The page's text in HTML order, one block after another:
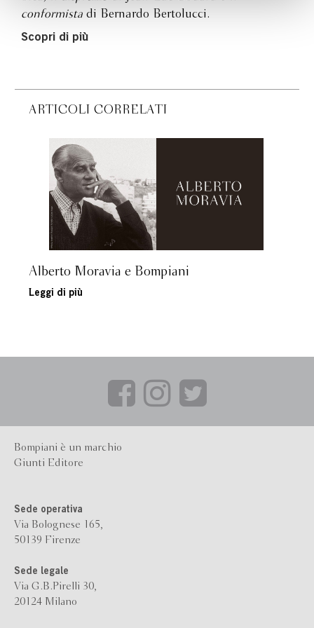
conformista di Bernardo Bertolucci.
Scopri di più
ARTICOLI CORRELATI
Alberto Moravia e Bompiani
Leggi di più
Bompiani è un marchio
Giunti Editore
Sede operativa
Via Bolognese 165,
50139 Firenze
Sede legale
Via G.B.Pirelli 30,
20124 Milano